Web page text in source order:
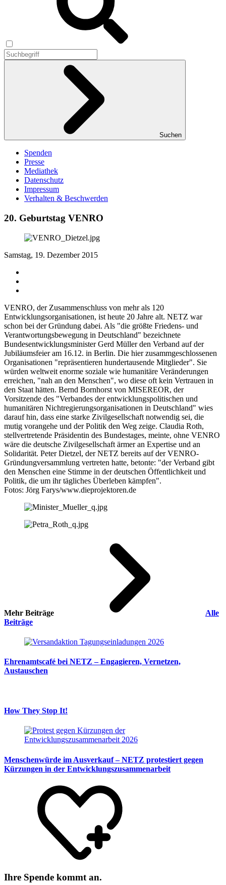
Suchen
Spenden
Presse
Mediathek
Datenschutz
Impressum
Verhalten & Beschwerden
20. Geburtstag VENRO
Samstag, 19. Dezember 2015
VENRO, der Zusammenschluss von mehr als 120
Entwicklungsorganisationen, ist heute 20 Jahre alt. NETZ war
schon bei der Gründung dabei. Als "die größte Friedens- und
Verantwortungsbewegung in Deutschland" bezeichnete
Bundesentwicklungsminister Gerd Müller den Verband auf der
Jubiläumsfeier am 16.12. in Berlin. Die hier zusammgeschlossenen
Organisationen "repräsentieren hundertausende Mitglieder". Sie
würden weltweit enorme soziale wie humanitäre Veränderungen
erreichen, "nah an den Menschen", wo diese oft kein Vertrauen in
den Staat hätten. Bernd Bornhorst von MISEREOR, der
Vorsitzende des "Verbandes der entwicklungspolitischen und
humanitären Nichtregierungsorganisationen in Deutschland" wies
darauf hin, dass eine starke Zivilgesellschaft notwendig sei, die
mutig vorangehe und der Politik den Weg zeige. Claudia Roth,
stellvertretende Präsidentin des Bundestages, meinte, ohne VENRO
wäre die deutsche Zivilgesellschaft ärmer an Expertise und an
Solidarität. Peter Dietzel, der NETZ bereits auf der VENRO-
Gründungversammlung vertreten hatte, betonte: "der Verband gibt
den Menschen eine Stimme in der deutschen Öffentlichkeit und
Politik, die um ihr tägliches Überleben kämpfen".
Fotos: Jörg Farys/www.dieprojektoren.de
Mehr Beiträge
Alle
Beiträge
Ehrenamtscafé bei NETZ – Engagieren, Vernetzen,
Austauschen
How They Stop It!
Menschenwürde im Ausverkauf – NETZ protestiert gegen
Kürzungen in der Entwicklungszusammenarbeit
Ihre Spende kommt an.